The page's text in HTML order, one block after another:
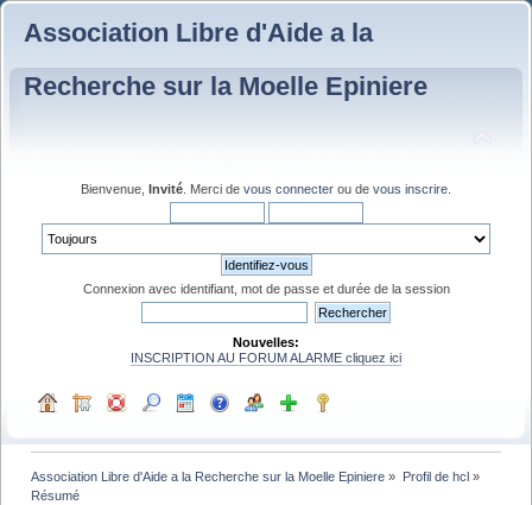
Association Libre d'Aide a la
Recherche sur la Moelle Epiniere
Bienvenue, Invité . Merci de vous connecter ou de vous inscrire
Connexion avec identifiant, mot de passe et durée de la session
Nouvelles:
INSCRIPTION AU FORUM ALARME cliquez ici
Association Libre d'Aide a la Recherche sur la Moelle Epiniere » Profil de hcl»
Résumé